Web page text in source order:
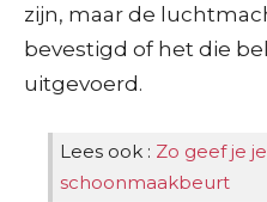
zijn, maar de
bevestigd of het die
uitgevoerd.
Lees ook : Zo geef je
schoonmaakbeurt